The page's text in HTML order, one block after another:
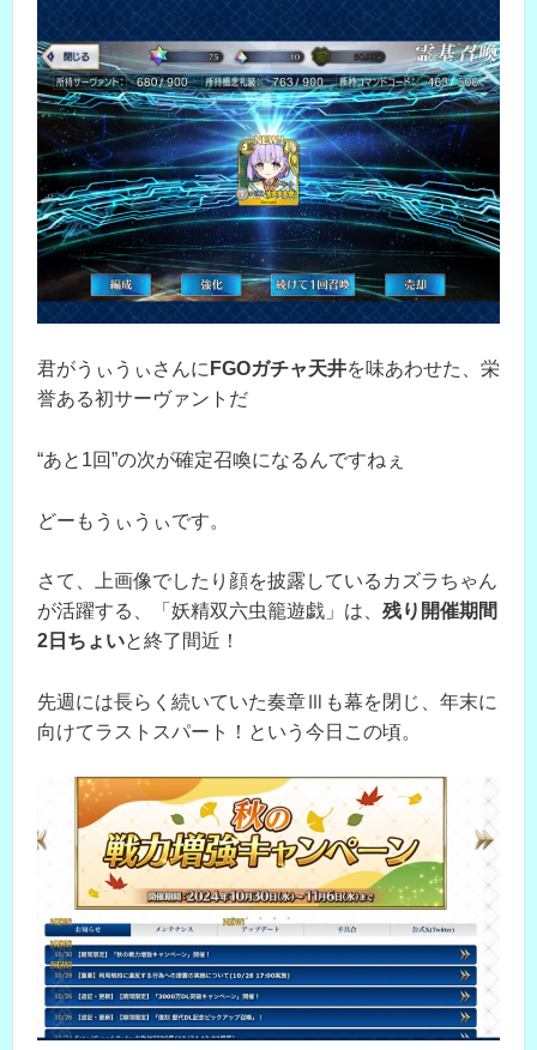
君がうぃうぃさんに FGOガチャ天井を味あわせた、栄
誉ある初サーヴァントだ
“あと1回”の次が確定召喚になるんですねぇ
どーもうぃうぃです。
さて、上画像でしたり顔を披露しているカズラちゃん
が活躍する、「妖精双六虫籠遊戯」は、 残り開催期間
2日ちょいと終了間近！
先週には長らく続いていた奏章Ⅲも幕を閉じ、年末に
向けてラストスパート！という今日この頃。